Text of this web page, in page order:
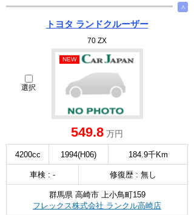
∧
トヨタ ランドクルーザー
70 ZX
選択
NEW
549.8 万円
4200cc 1994(H06) 184.9千Km
車検 : - 修復歴 : 無し
群馬県 高崎市 上小鳥町159
フレックス株式会社 ランクル高崎店